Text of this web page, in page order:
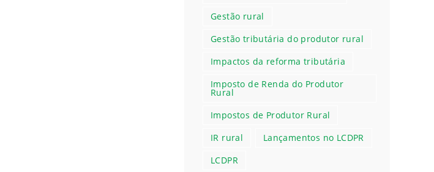
Gestão rural
Gestão tributária do produtor rural
Impactos da reforma tributária
Imposto de Renda do Produtor
Rural
Impostos de Produtor Rural
IR rural
Lançamentos no LCDPR
LCDPR